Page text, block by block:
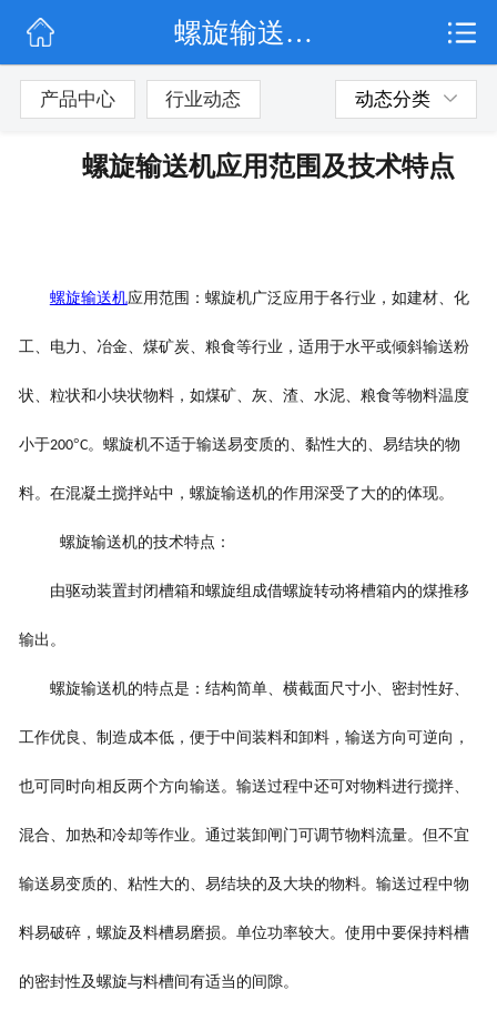
公司简介
螺旋输送机应用范围及技术特点
产品中心 行业动态 动态分类
螺旋输送机应用范围及技术特点
螺旋输送机应用范围：螺旋机广泛应用于各行业，如建材、化
工、电力、冶金、煤矿炭、粮食等行业，适用于水平或倾斜输送粉
状、粒状和小块状物料，如煤矿、灰、渣、水泥、粮食等物料温度
小于200°C。螺旋机不适于输送易变质的、黏性大的、易结块的物
料。在混凝土搅拌站中，螺旋输送机的作用深受了大的的体现。
螺旋输送机的技术特点：
由驱动装置封闭槽箱和螺旋组成借螺旋转动将槽箱内的煤推移
输出。
螺旋输送机的特点是：结构简单、横截面尺寸小、密封性好、
工作优良、制造成本低，便于中间装料和卸料，输送方向可逆向，
也可同时向相反两个方向输送。输送过程中还可对物料进行搅拌、
混合、加热和冷却等作业。通过装卸闸门可调节物料流量。但不宜
输送易变质的、粘性大的、易结块的及大块的物料。输送过程中物
料易破碎，螺旋及料槽易磨损。单位功率较大。使用中要保持料槽
的密封性及螺旋与料槽间有适当的间隙。